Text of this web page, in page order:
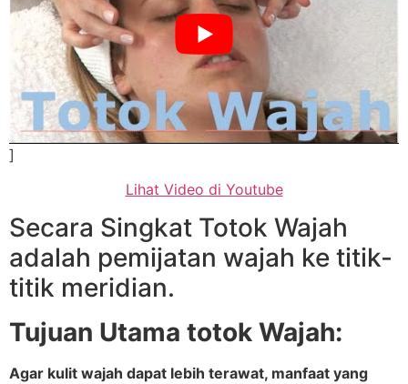
]
Lihat Video di Youtube
Secara Singkat Totok Wajah
adalah pemijatan wajah ke titik-
titik meridian.
Tujuan Utama totok Wajah:
Agar kulit wajah dapat lebih terawat, manfaat yang